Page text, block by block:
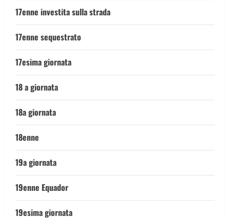
17enne investita sulla strada
17enne sequestrato
17esima giornata
18 a giornata
18a giornata
18enne
19a giornata
19enne Equador
19esima giornata